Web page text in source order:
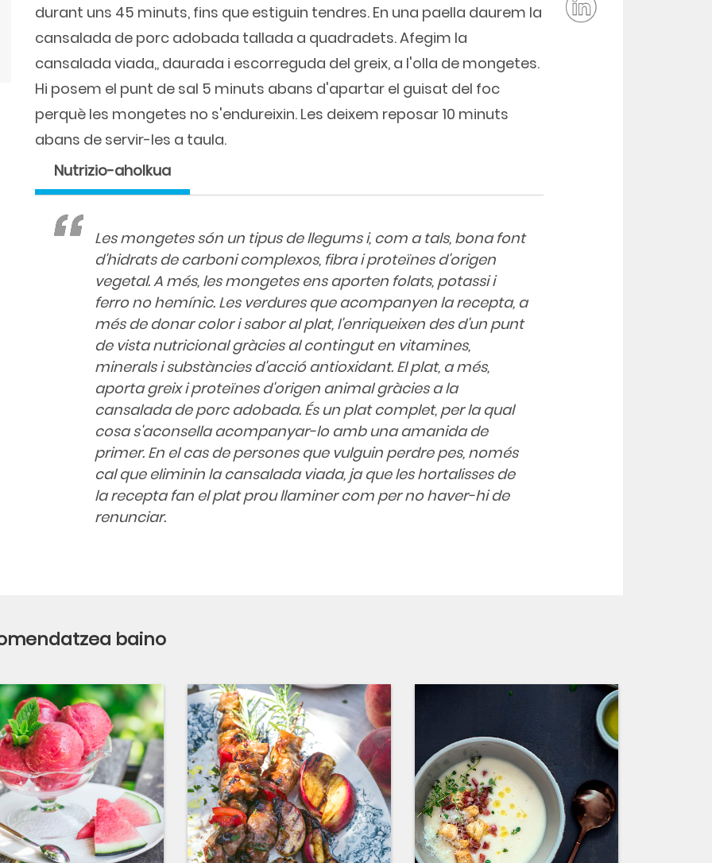
durant uns 45 minuts, fins que estiguin tendres. En una paella daurem la
cansalada de porc adobada tallada a quadradets. Afegim la
cansalada viada,, daurada i escorreguda del greix, a l'olla de mongetes.
Hi posem el punt de sal 5 minuts abans d'apartar el guisat del foc
perquè les mongetes no s'endureixin. Les deixem reposar 10 minuts
abans de servir-les a taula.
Nutrizio-aholkua
Les mongetes són un tipus de llegums i, com a tals, bona font
d'hidrats de carboni complexos, fibra i proteïnes d'origen
vegetal. A més, les mongetes ens aporten folats, potassi i
ferro no hemínic. Les verdures que acompanyen la recepta, a
més de donar color i sabor al plat, l'enriqueixen des d'un punt
de vista nutricional gràcies al contingut en vitamines,
minerals i substàncies d'acció antioxidant. El plat, a més,
aporta greix i proteïnes d'origen animal gràcies a la
cansalada de porc adobada. És un plat complet, per la qual
cosa s'aconsella acompanyar-lo amb una amanida de
primer. En el cas de persones que vulguin perdre pes, només
cal que eliminin la cansalada viada, ja que les hortalisses de
la recepta fan el plat prou llaminer com per no haver-hi de
renunciar.
baino